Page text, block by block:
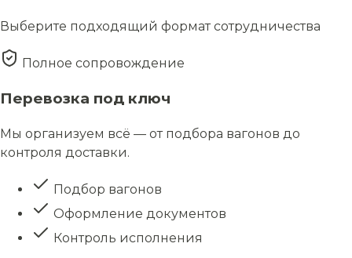
Выберите подходящий формат сотрудничества
Полное сопровождение
Перевозка под ключ
Мы организуем всё — от подбора вагонов до
контроля доставки.
Подбор вагонов
Оформление документов
Контроль исполнения